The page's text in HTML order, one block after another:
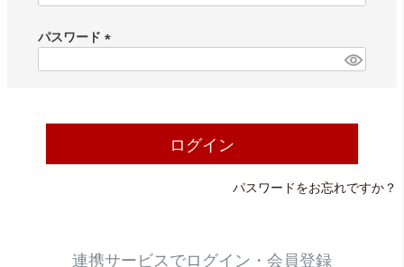
ビューティー
デジタル雑貨
アウトレット
)
パスワード
ログイン
パスワードをお忘れですか？
連携サービスでログイン・会員登録